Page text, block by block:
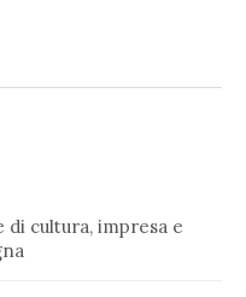
cultura, impresa e